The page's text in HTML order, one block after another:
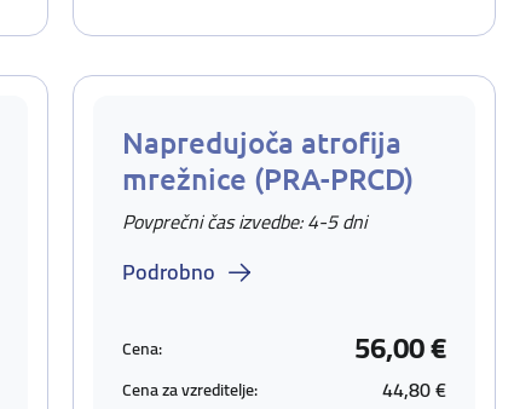
Napredujoča atrofija
mrežnice (PRA-PRCD)
Povprečni čas izvedbe: 4-5 dni
Podrobno
Cena: 56,00 €
Cena za vzreditelje: 44,80 €